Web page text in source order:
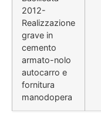
2012-
Realizzazione
grave in
cemento
armato-nolo
autocarro e
fornitura
manodopera